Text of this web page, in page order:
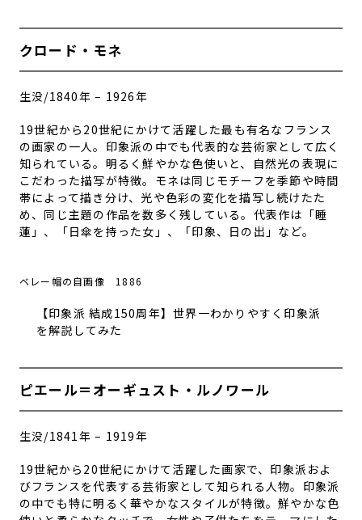
クロード・モネ
生没/1840年 – 1926年
19世紀から20世紀にかけて活躍した最も有名なフランス
の画家の一人。印象派の中でも代表的な芸術家として広く
知られている。 明るく鮮やかな色使いと、自然光の表現に
こだわった描写が特徴。モネは同じモチーフを季節や時間
帯によって描き分け、光や色彩の変化を描写し続けたた
め、同じ主題の作品を数多く残している。 代表作は「睡
蓮」、「日傘を持った女」、「印象、日の出」など。
ベレー帽の自画像 1886
【印象派 結成150周年】世界一わかりやすく印象派
を解説してみた
ピエール＝オーギュスト・ルノワール
生没/1841年 – 1919年
19世紀から20世紀にかけて活躍した画家で、印象派およ
びフランスを代表する芸術家として知られる人物。印象派
の中でも特に明るく華やかなスタイルが特徴。鮮やかな色